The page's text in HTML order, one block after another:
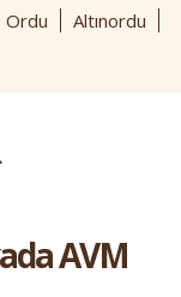
Ordu
Altınordu
AVM